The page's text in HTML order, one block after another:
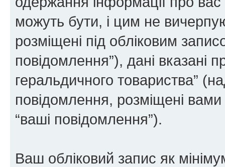
можуть бути, і цим не
розміщені під обліковим
повідомлення”), дані вказані
геральдичного товариства”
повідомлення, розміщені вами
“ваші повідомлення”).
Ваш обліковий запис як